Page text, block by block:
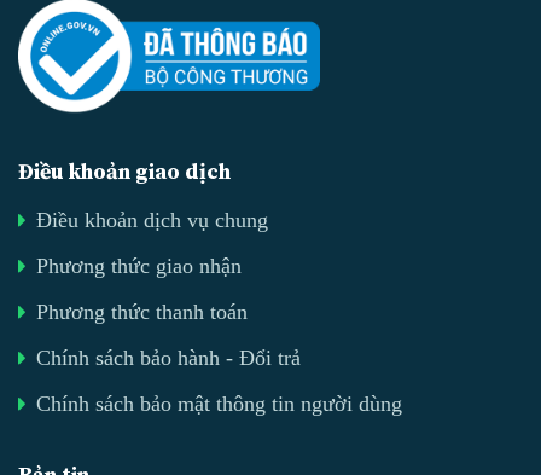
Điều khoản giao dịch
Điều khoản dịch vụ chung
Phương thức giao nhận
Phương thức thanh toán
Chính sách bảo hành - Đổi trả
Chính sách bảo mật thông tin người dùng